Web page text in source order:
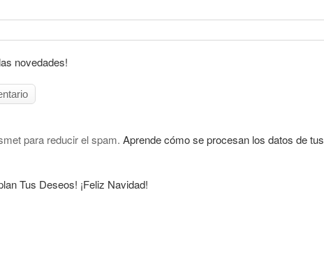
novedades!
para reducir el spam. Aprende cómo se procesan los datos de tus
Tus Deseos! ¡Feliz Navidad!